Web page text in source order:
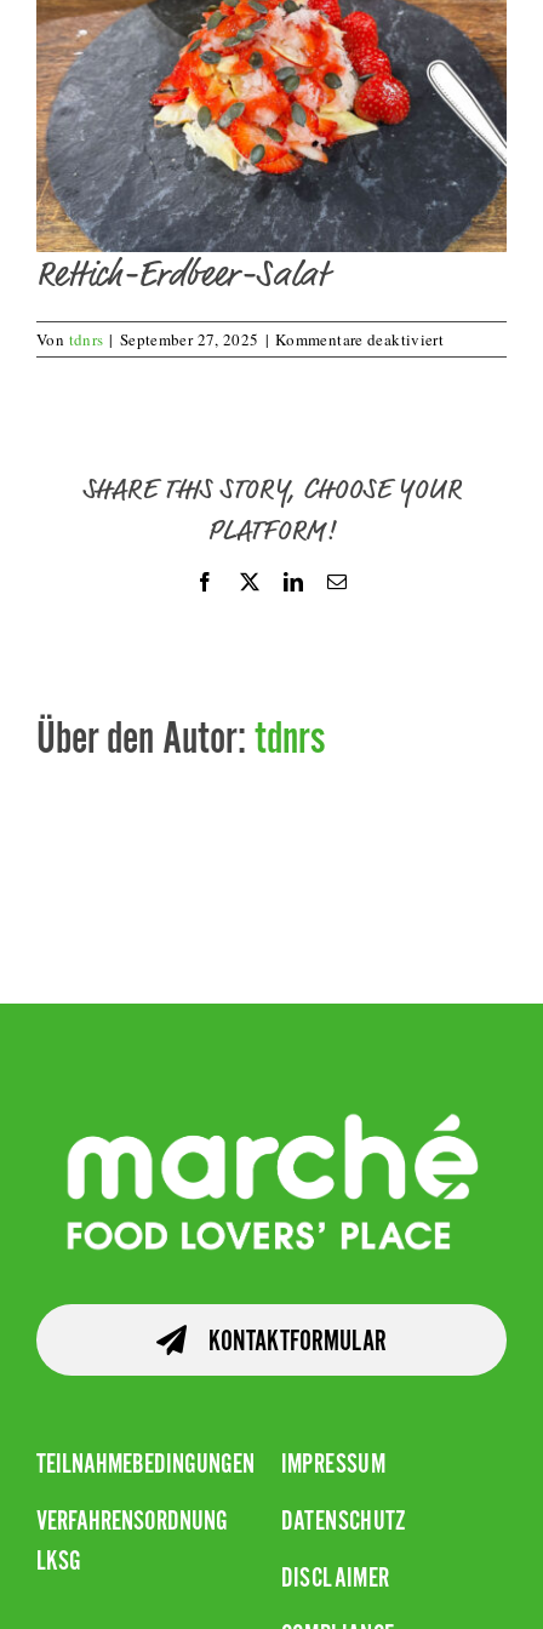
Rettich-Erdbeer-Salat
Von tdnrs | September 27, 2025 | Kommentare deaktiviertfür
Rettich-
SHARE THIS STORY, CHOOSE YOUR
PLATFORM!
Facebook LinkedIn
E-
Über den Autor: tdnrs
KONTAKTFORMULAR
TEILNAHMEBEDINGUNGEN
VERFAHRENSORDNUNG
LKSG
IMPRESSUM
DATENSCHUTZ
DISCLAIMER